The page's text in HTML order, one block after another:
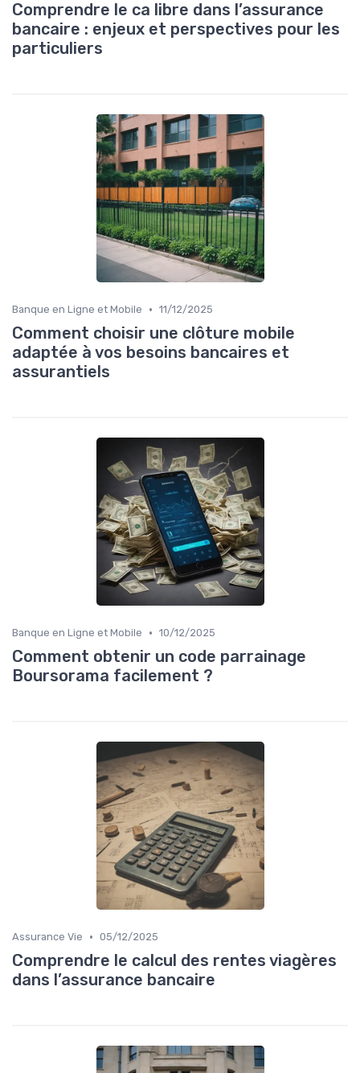
Comprendre le ca libre dans l’assurance
bancaire : enjeux et perspectives pour les
particuliers
Banque en Ligne et Mobile • 11/12/2025
Comment choisir une clôture mobile
adaptée à vos besoins bancaires et
assurantiels
Banque en Ligne et Mobile • 10/12/2025
Comment obtenir un code parrainage
Boursorama facilement ?
Assurance Vie • 05/12/2025
Comprendre le calcul des rentes viagères
dans l’assurance bancaire